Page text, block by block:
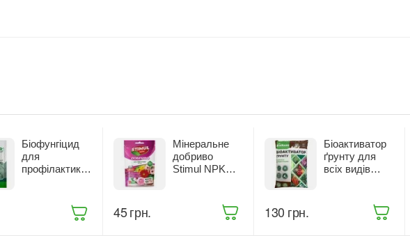
Біофунгіцид
для
профілактики
Триходерма
Мінеральне
добриво
Stimul NPK
‍45‍грн.
Біоактиватор
ґрунту для
всіх видів
БіоХелп 5 л
(ТД0031988)
‍130‍ грн.